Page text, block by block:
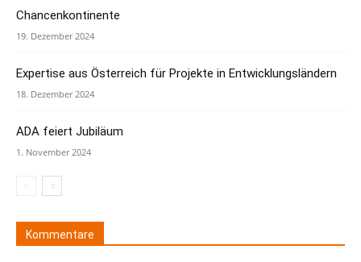
Chancenkontinente
19. Dezember 2024
Expertise aus Österreich für Projekte in Entwicklungsländern
18. Dezember 2024
ADA feiert Jubiläum
1. November 2024
Kommentare